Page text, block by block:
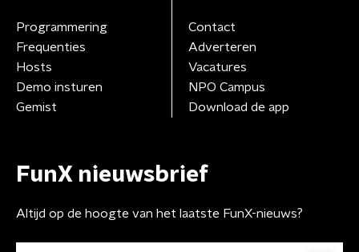
Programmering
Frequenties
Hosts
Demo insturen
Gemist
Contact
Adverteren
Vacatures
NPO Campus
Download de app
FunX nieuwsbrief
Altijd op de hoogte van het laatste FunX-nieuws?